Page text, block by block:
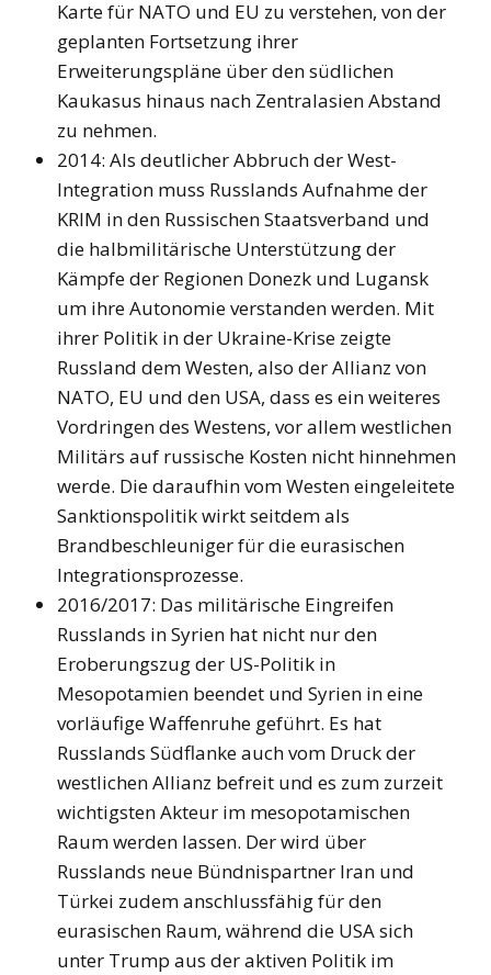
Karte für NATO und EU zu verstehen, von der
geplanten Fortsetzung ihrer
Erweiterungspläne über den südlichen
Kaukasus hinaus nach Zentralasien Abstand
zu nehmen.
2014: Als deutlicher Abbruch der West-
Integration muss Russlands Aufnahme der
KRIM in den Russischen Staatsverband und
die halbmilitärische Unterstützung der
Kämpfe der Regionen Donezk und Lugansk
um ihre Autonomie verstanden werden. Mit
ihrer Politik in der Ukraine-Krise zeigte
Russland dem Westen, also der Allianz von
NATO, EU und den USA, dass es ein weiteres
Vordringen des Westens, vor allem westlichen
Militärs auf russische Kosten nicht hinnehmen
werde. Die daraufhin vom Westen eingeleitete
Sanktionspolitik wirkt seitdem als
Brandbeschleuniger für die eurasischen
Integrationsprozesse.
2016/2017: Das militärische Eingreifen
Russlands in Syrien hat nicht nur den
Eroberungszug der US-Politik in
Mesopotamien beendet und Syrien in eine
vorläufige Waffenruhe geführt. Es hat
Russlands Südflanke auch vom Druck der
westlichen Allianz befreit und es zum zurzeit
wichtigsten Akteur im mesopotamischen
Raum werden lassen. Der wird über
Russlands neue Bündnispartner Iran und
Türkei zudem anschlussfähig für den
eurasischen Raum, während die USA sich
unter Trump aus der aktiven Politik im